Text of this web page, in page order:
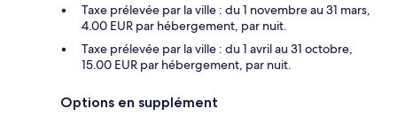
Taxe prélevée par la ville : du 1 novembre au 31 mars,
4.00 EUR par hébergement, par nuit.
Taxe prélevée par la ville : du 1 avril au 31 octobre,
15.00 EUR par hébergement, par nuit.
Options en supplément